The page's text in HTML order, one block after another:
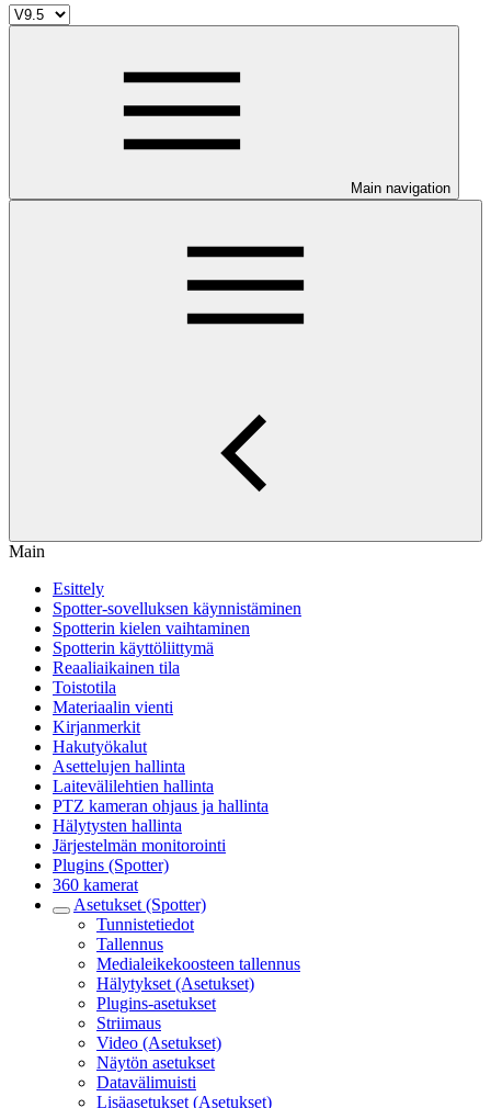
Main navigation
Main
Esittely
Spotter-sovelluksen käynnistäminen
Spotterin kielen vaihtaminen
Spotterin käyttöliittymä
Reaaliaikainen tila
Toistotila
Materiaalin vienti
Kirjanmerkit
Hakutyökalut
Asettelujen hallinta
Laitevälilehtien hallinta
PTZ kameran ohjaus ja hallinta
Hälytysten hallinta
Järjestelmän monitorointi
Plugins (Spotter)
360 kamerat
Asetukset (Spotter)
Tunnistetiedot
Tallennus
Medialeikekoosteen tallennus
Hälytykset (Asetukset)
Plugins-asetukset
Striimaus
Video (Asetukset)
Näytön asetukset
Datavälimuisti
Lisäasetukset (Asetukset)